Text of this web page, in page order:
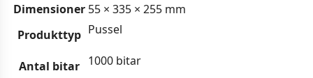
Dimensioner 55 × 335 × 255 mm
Produkttyp Pussel
Antal bitar 1000 bitar